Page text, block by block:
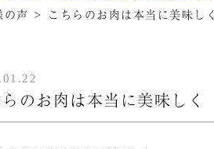
の声 > こちらのお肉は本当に美味しく
のお肉は本当に美味しく